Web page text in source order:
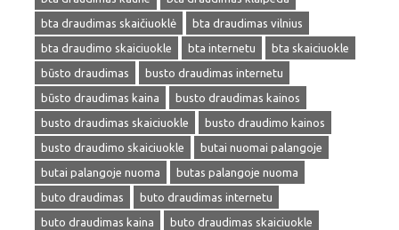
bta draudimas skaičiuoklė
bta draudimas vilnius
bta draudimo skaiciuokle
bta internetu
bta skaiciuokle
būsto draudimas
busto draudimas internetu
būsto draudimas kaina
busto draudimas kainos
busto draudimas skaiciuokle
busto draudimo kainos
busto draudimo skaiciuokle
butai nuomai palangoje
butai palangoje nuoma
butas palangoje nuoma
buto draudimas
buto draudimas internetu
buto draudimas kaina
buto draudimas skaiciuokle